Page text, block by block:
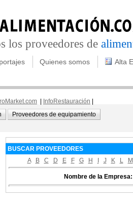
los proveedores de
Quienes somos Alta
InfoRestauración
Proveedores de equipamiento
BUSCAR PROVEEDORES
A
B C D E F G H J K L M
Nombre de la Empresa: